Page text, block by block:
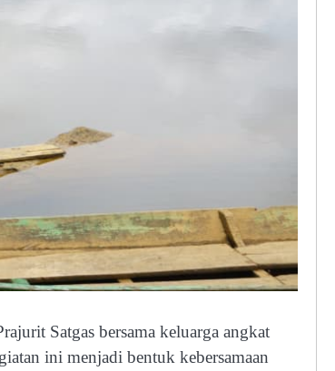
Satgas bersama keluarga angkat
ini menjadi bentuk kebersamaan